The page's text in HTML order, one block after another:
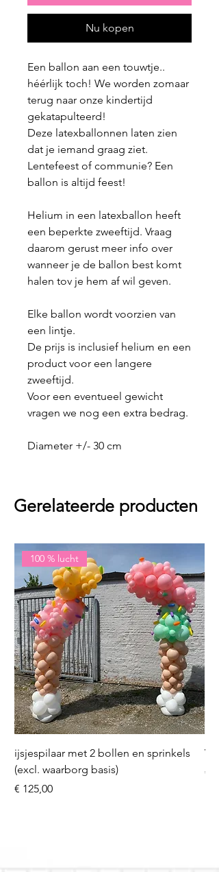
Nu kopen
Een ballon aan een touwtje..
héérlijk toch! We worden zomaar
terug naar onze kindertijd
gekatapulteerd!
Deze latexballonnen laten zien
dat je iemand graag ziet.
Lentefeest of communie? Een
ballon is altijd feest!
Helium in een latexballon heeft
een beperkte zweeftijd. Vraag
daarom gerust meer info over
wanneer je de ballon best komt
halen tov je hem af wil geven.
Elke ballon wordt voorzien van
een lintje.
De prijs is inclusief helium en een
product voor een langere
zweeftijd.
Voor een eventueel gewicht
vragen we nog een extra bedrag.
Diameter +/- 30 cm
Gerelateerde producten
100 % lucht
ijsjespilaar met 2 bollen en sprinkels
(excl. waarborg basis)
Prijs
€ 125,00
Prijs
€